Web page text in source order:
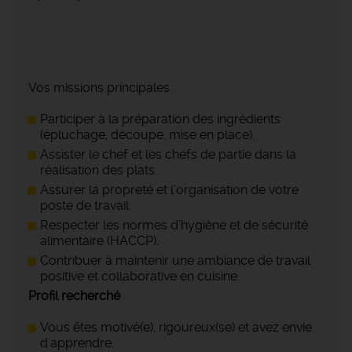
Vos missions principales :
Participer à la préparation des ingrédients
(épluchage, découpe, mise en place).
Assister le chef et les chefs de partie dans la
réalisation des plats.
Assurer la propreté et l’organisation de votre
poste de travail.
Respecter les normes d’hygiène et de sécurité
alimentaire (HACCP).
Contribuer à maintenir une ambiance de travail
positive et collaborative en cuisine.
Profil recherché
Vous êtes motivé(e), rigoureux(se) et avez envie
d'apprendre.